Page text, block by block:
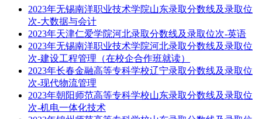
2023年无锡南洋职业技术学院山东录取分数线及录取位
次-大数据与会计
2023年天津仁爱学院河北录取分数线及录取位次-英语
2023年无锡南洋职业技术学院河北录取分数线及录取位
次-建设工程管理（在校企合作班就读）
2023年长春金融高等专科学校辽宁录取分数线及录取位
次-现代物流管理
2023年朝阳师范高等专科学校山东录取分数线及录取位
次-机电一体化技术